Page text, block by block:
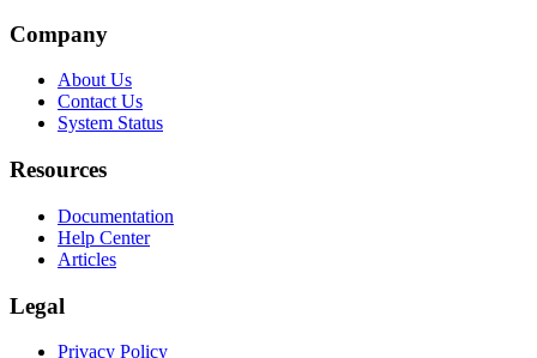
Company
About Us
Contact Us
System Status
Resources
Documentation
Help Center
Articles
Legal
Privacy Policy